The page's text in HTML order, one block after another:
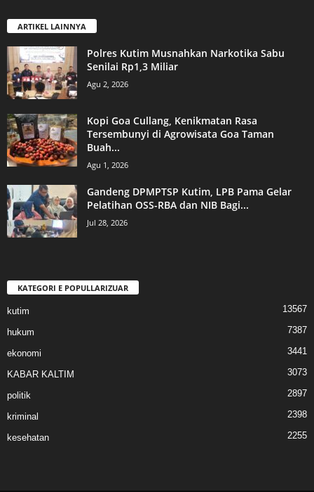
ARTIKEL LAINNYA
Polres Kutim Musnahkan Narkotika Sabu
Senilai Rp1,3 Miliar
Agu 2, 2026
Kopi Goa Cullang, Kenikmatan Rasa
Tersembunyi di Agrowisata Goa Taman
Buah...
Agu 1, 2026
Gandeng DPMPTSP Kutim, LPB Pama Gelar
Pelatihan OSS-RBA dan NIB Bagi...
Jul 28, 2026
KATEGORI E POPULLARIZUAR
kutim 13567
hukum 7387
ekonomi 3441
KABAR KALTIM 3073
politik 2897
kriminal 2398
kesehatan 2255